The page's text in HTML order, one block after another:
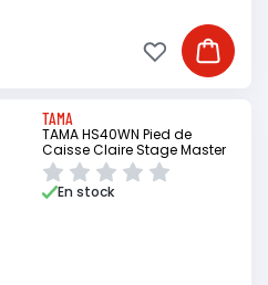
Ajouter
Ajouter à ma
TAMA
TAMA HS40WN Pied de
Caisse Claire Stage Master
En stock